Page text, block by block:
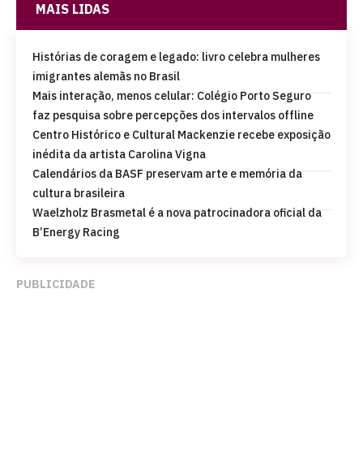
MAIS LIDAS
Histórias de coragem e legado: livro celebra mulheres
imigrantes alemãs no Brasil
Mais interação, menos celular: Colégio Porto Seguro
faz pesquisa sobre percepções dos intervalos offline
Centro Histórico e Cultural Mackenzie recebe exposição
inédita da artista Carolina Vigna
Calendários da BASF preservam arte e memória da
cultura brasileira
Waelzholz Brasmetal é a nova patrocinadora oficial da
B’Energy Racing
PUBLICIDADE